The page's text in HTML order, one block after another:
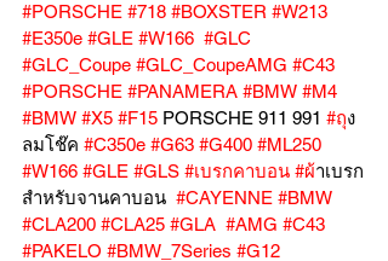
#PORSCHE #718 #BOXSTER #W213
#E350e #GLE #W166 #GLC
#GLC_Coupe #GLC_CoupeAMG #C43
#PORSCHE #PANAMERA #BMW #M4
#BMW #X5 #F15 PORSCHE 911 991 #ถุง
ลมโช๊ค #C350e #G63 #G400 #ML250
#W166 #GLE #GLS #เบรกคาบอน #ผ้าเบรก
สำหรับจานคาบอน #CAYENNE #BMW
#CLA200 #CLA25 #GLA #AMG #C43
#PAKELO #BMW_7Series #G12